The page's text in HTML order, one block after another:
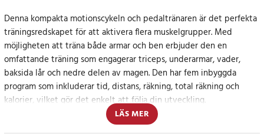
Denna kompakta motionscykeln och pedaltränaren är det perfekta
träningsredskapet för att aktivera flera muskelgrupper. Med
möjligheten att träna både armar och ben erbjuder den en
omfattande träning som engagerar triceps, underarmar, vader,
baksida lår och nedre delen av magen. Den har fem inbyggda
program som inkluderar tid, distans, räkning, total räkning och
kalorier, vilket gör det enkelt att följa din utveckling.
Justerbara funktioner för personlig komfort
LÄS MER